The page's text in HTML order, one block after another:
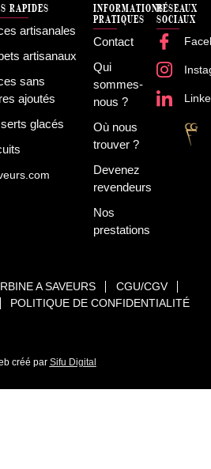
RAPIDES
artisanales
artisanaux
sans
ajoutés
glacés
INFORMATIONS
PRATIQUES
Contact
Qui
sommes-
nous ?
Où nous
trouver ?
Devenez
revendeurs
Nos
prestations
RÉSEAUX
SOCIAUX
A SAVEURS
CGU/CGV
POLITIQUE DE CONFIDENTIALITÉ
créé par Sifu Digital